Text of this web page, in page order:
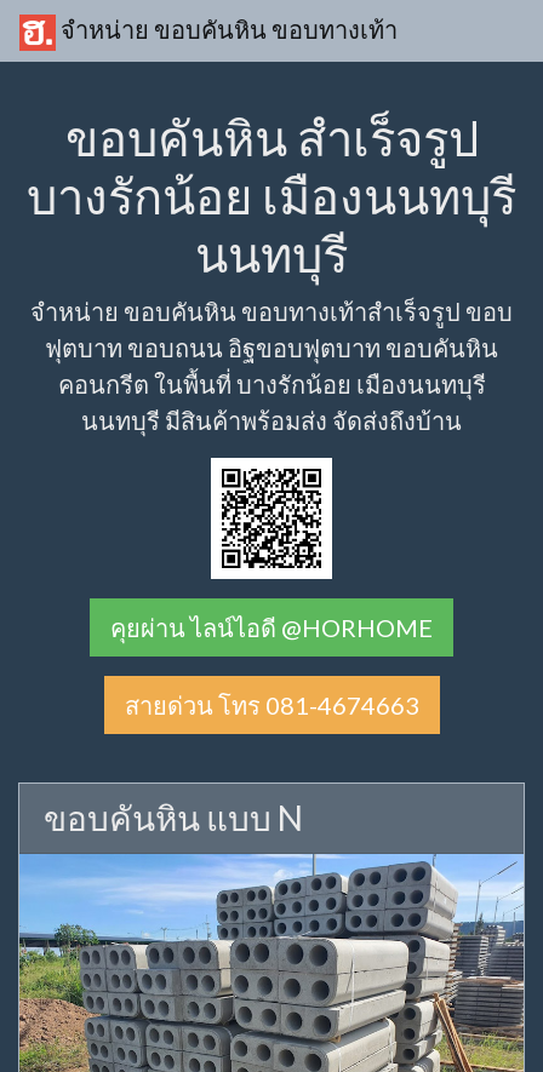
จำหน่าย ขอบคันหิน ขอบทางเท้า
ขอบคันหิน สำเร็จรูป
บางรักน้อย เมืองนนทบุรี
นนทบุรี
จำหน่าย ขอบคันหิน ขอบทางเท้าสำเร็จรูป ขอบ
ฟุตบาท ขอบถนน อิฐขอบฟุตบาท ขอบคันหิน
คอนกรีต ในพื้นที่ บางรักน้อย เมืองนนทบุรี
นนทบุรี มีสินค้าพร้อมส่ง จัดส่งถึงบ้าน
คุยผ่าน ไลน์ไอดี @HORHOME
สายด่วน โทร 081-4674663
ขอบคันหิน แบบ N